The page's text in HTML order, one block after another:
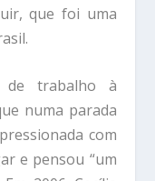
que foi uma
de trabalho à
numa parada
com
e pensou “um